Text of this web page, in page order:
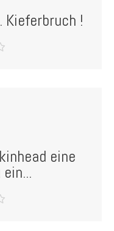
Kieferbruch !
eine